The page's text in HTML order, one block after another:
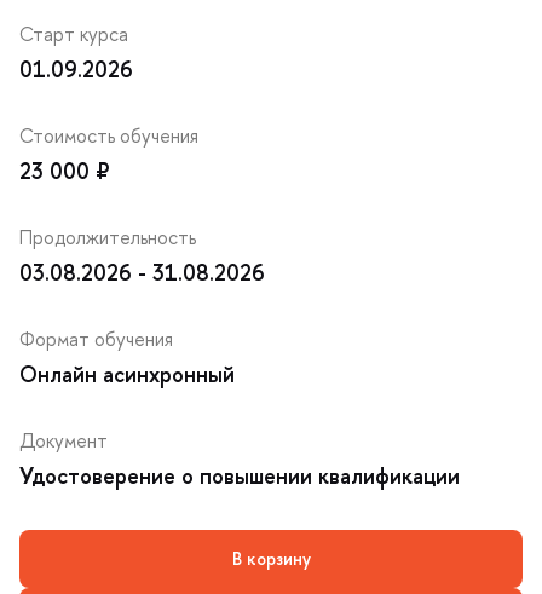
корзину
Старт курса
01.09.2026
Стоимость обучения
23 000 ₽
Продолжительность
03.08.2026 - 31.08.2026
Формат обучения
Онлайн асинхронный
Документ
Удостоверение о повышении квалификации